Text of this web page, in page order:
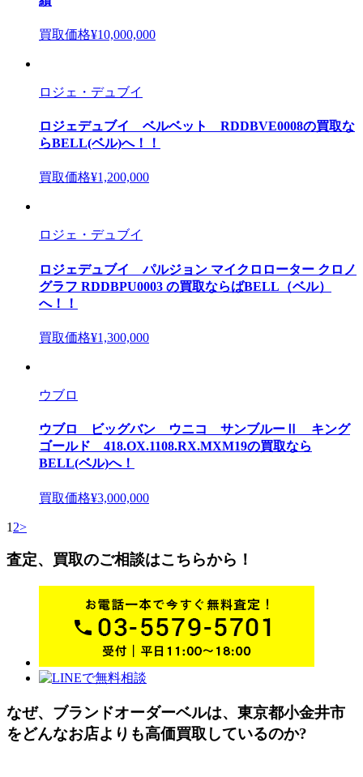
買取価格¥10,000,000
ロジェ・デュブイ
ロジェデュブイ ベルベット RDDBVE0008の買取な
らBELL(ベル)へ！！
買取価格¥1,200,000
ロジェ・デュブイ
ロジェデュブイ パルジョン マイクロローター クロノ
グラフ RDDBPU0003 の買取ならばBELL（ベル）
へ！！
買取価格¥1,300,000
ウブロ
ウブロ ビッグバン ウニコ サンブルーⅡ キング
ゴールド 418.OX.1108.RX.MXM19の買取なら
BELL(ベル)へ！
買取価格¥3,000,000
1 2>
査定、買取のご相談はこちらから！
なぜ、ブランドオーダーベルは、東京都小金井市
をどんなお店よりも高価買取しているのか?